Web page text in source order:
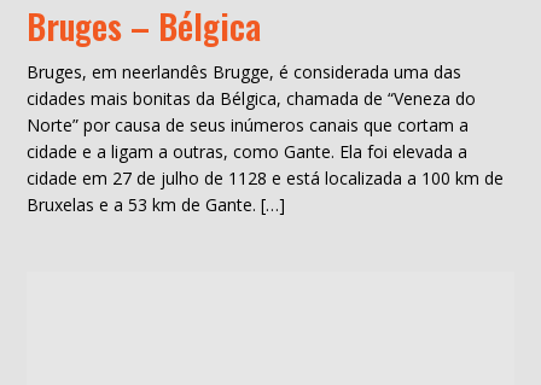
Bruges – Bélgica
Bruges, em neerlandês Brugge, é considerada uma das
cidades mais bonitas da Bélgica, chamada de “Veneza do
Norte” por causa de seus inúmeros canais que cortam a
cidade e a ligam a outras, como Gante. Ela foi elevada a
cidade em 27 de julho de 1128 e está localizada a 100 km de
Bruxelas e a 53 km de Gante. […]